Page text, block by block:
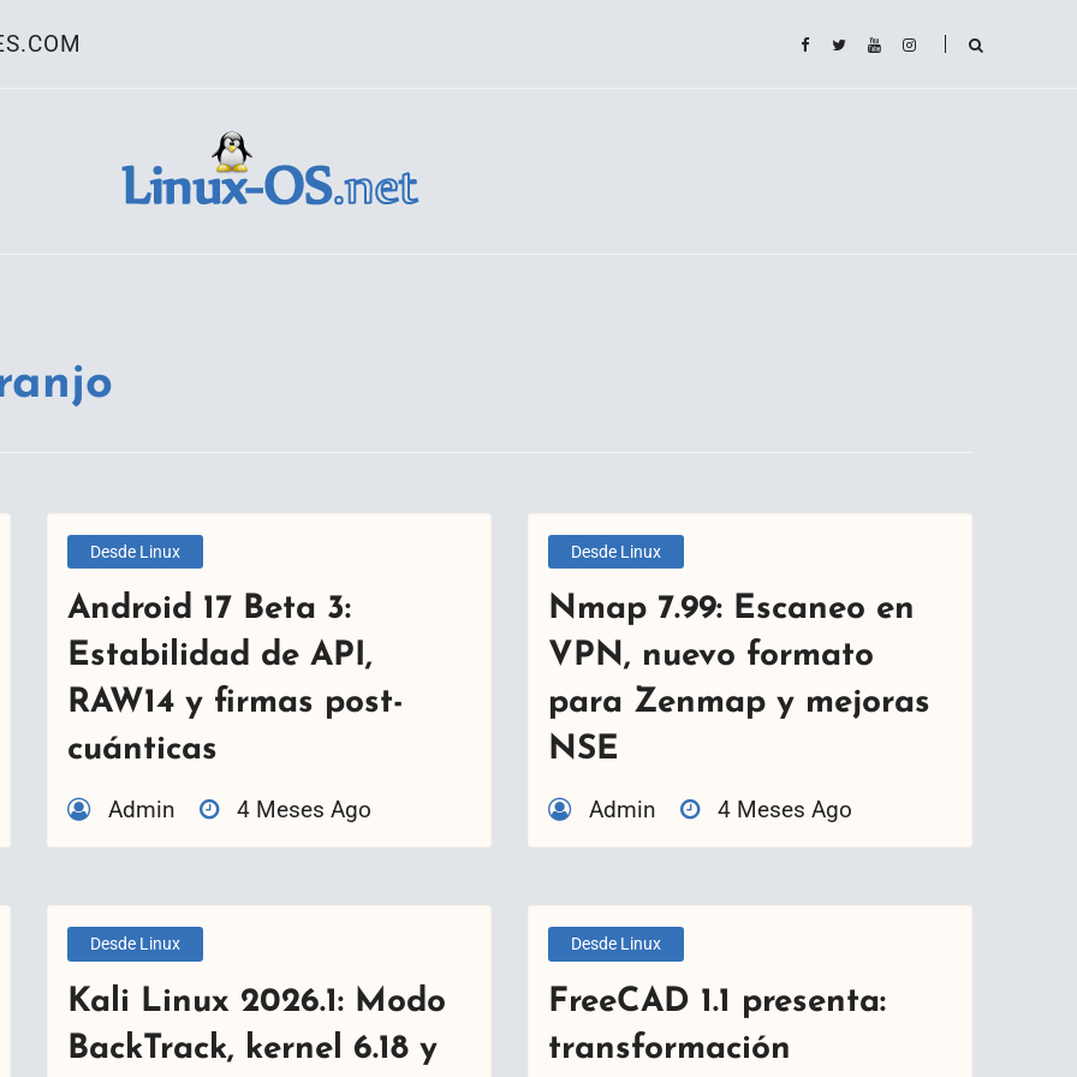
Desde Linux
Android 17 Beta 3:
Estabilidad de API,
RAW14 y firmas post-
cuánticas
Admin 4 Meses Ago
Desde Linux
Nmap 7.99: Escaneo en
VPN, nuevo formato
para Zenmap y mejoras
NSE
Admin 4 Meses Ago
Desde Linux
Kali Linux 2026.1: Modo
BackTrack, kernel 6.18 y
Desde Linux
FreeCAD 1.1 presenta:
transformación